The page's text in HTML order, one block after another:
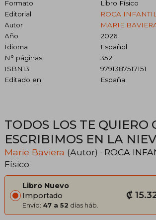
Formato
Libro Físico
Editorial
ROCA
Autor
MARIE
Año
2026
Idioma
Español
N° páginas
352
ISBN13
9791387517151
Editado en
España
TODOS LOS TE QUIERO
ESCRIBIMOS EN LA
Marie Baviera (Autor) · ROCA
Físico
Libro Nuevo
Importado
Envío: 47 a 52 días háb.
₡